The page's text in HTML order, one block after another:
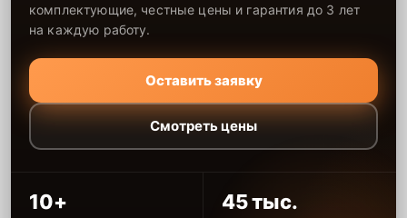
комплектующие, честные цены и гарантия до 3 лет
на каждую работу.
Оставить заявку
Смотреть цены
10+ 45 тыс.